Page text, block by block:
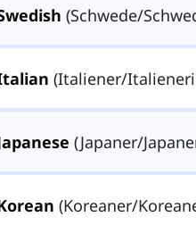
(Schwede/
(Italiener/
(Japaner/
(Koreaner/